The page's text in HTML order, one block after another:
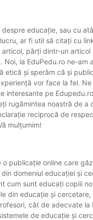
despre educație, sau cu
ar fi util să citați cu
părți dintr-un articol
Noi, la EduPedu.ro ne-am
etică și sperăm că și
vor face la fel.
interesante pe
rugămintea noastră de a
reciprocă de
mulțumim!
o publicație online care
domeniul educației și
cum sunt educați copiii
din educație și cercetare,
cât de adecvate la
de educație și